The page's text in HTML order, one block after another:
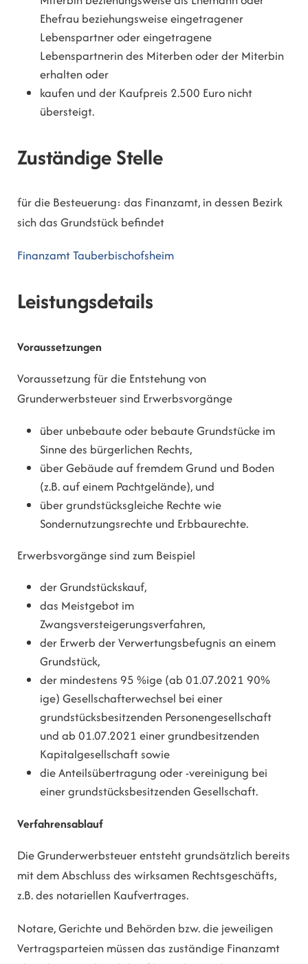
Ehefrau beziehungsweise eingetragener
Lebenspartner oder eingetragene
Lebenspartnerin des Miterben oder der Miterbin
erhalten oder
kaufen und der Kaufpreis 2.500 Euro nicht
übersteigt.
Zuständige Stelle
für die Besteuerung: das Finanzamt, in dessen Bezirk
sich das Grundstück befindet
Finanzamt Tauberbischofsheim
Leistungsdetails
Voraussetzungen
Voraussetzung für die Entstehung von
Grunderwerbsteuer sind Erwerbsvorgänge
über unbebaute oder bebaute Grundstücke im
Sinne des bürgerlichen Rechts,
über Gebäude auf fremdem Grund und Boden
(z.B. auf einem Pachtgelände), und
über grundstücksgleiche Rechte wie
Sondernutzungsrechte und Erbbaurechte.
Erwerbsvorgänge sind zum Beispiel
der Grundstückskauf,
das Meistgebot im
Zwangsversteigerungsverfahren,
der Erwerb der Verwertungsbefugnis an einem
Grundstück,
der mindestens 95 %ige (ab 01.07.2021 90%
ige) Gesellschafterwechsel bei einer
grundstücksbesitzenden Personengesellschaft
und ab 01.07.2021 einer grundbesitzenden
Kapitalgesellschaft sowie
die Anteilsübertragung oder -vereinigung bei
einer grundstücksbesitzenden Gesellschaft.
Verfahrensablauf
Die Grunderwerbsteuer entsteht grundsätzlich bereits
mit dem Abschluss des wirksamen Rechtsgeschäfts,
z.B. des notariellen Kaufvertrages.
Notare, Gerichte und Behörden bzw. die jeweiligen
Vertragsparteien müssen das zuständige Finanzamt